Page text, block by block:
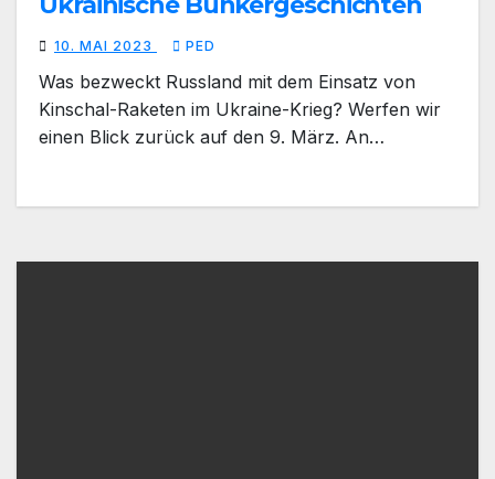
10. MAI 2023 PED
Was bezweckt Russland mit dem Einsatz von
Kinschal-Raketen im Ukraine-Krieg? Werfen wir
einen Blick zurück auf den 9. März. An…